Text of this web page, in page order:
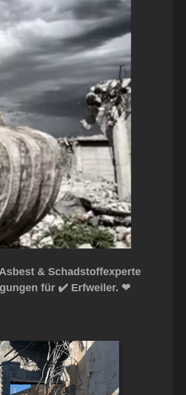
& Schadstoffexperte
für ✔️ Erfweiler. ❤